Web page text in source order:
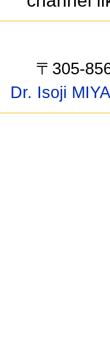
〒305-
Dr. Isoji